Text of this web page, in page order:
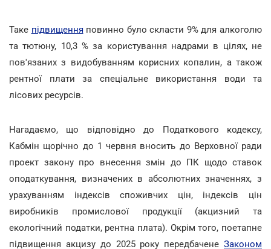
Таке підвищення повинно було скласти 9% для алкоголю
та тютюну, 10,3 % за користування надрами в цілях, не
пов'язаних з видобуванням корисних копалин, а також
рентної плати за спеціальне використання води та
лісових ресурсів.
Нагадаємо, що відповідно до Податкового кодексу,
Кабмін щорічно до 1 червня вносить до Верховної ради
проект закону про внесення змін до ПК щодо ставок
оподаткування, визначених в абсолютних значеннях, з
урахуванням індексів споживчих цін, індексів цін
виробників промислової продукції (акцизний та
екологічний податки, рентна плата). Окрім того, поетапне
підвищення акцизу до 2025 року передбачене Законом